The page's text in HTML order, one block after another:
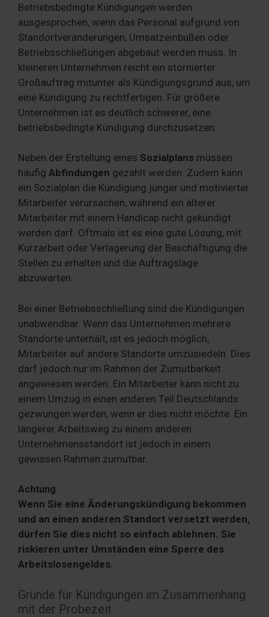
Betriebsbedingte Kündigungen werden
ausgesprochen, wenn das Personal aufgrund von
Standortveränderungen, Umsatzeinbußen oder
Betriebsschließungen abgebaut werden muss. In
kleineren Unternehmen reicht ein stornierter
Großauftrag mitunter als Kündigungsgrund aus, um
eine Kündigung zu rechtfertigen. Für größere
Unternehmen ist es deutlich schwerer, eine
betriebsbedingte Kündigung durchzusetzen.
Neben der Erstellung eines Sozialplans müssen
häufig Abfindungen gezahlt werden. Zudem kann
ein Sozialplan die Kündigung junger und motivierter
Mitarbeiter verursachen, während ein älterer
Mitarbeiter mit einem Handicap nicht gekündigt
werden darf. Oftmals ist es eine gute Lösung, mit
Kurzarbeit oder Verlagerung der Beschäftigung die
Stellen zu erhalten und die Auftragslage
abzuwarten.
Bei einer Betriebsschließung sind die Kündigungen
unabwendbar. Wenn das Unternehmen mehrere
Standorte unterhält, ist es jedoch möglich,
Mitarbeiter auf andere Standorte umzusiedeln. Dies
darf jedoch nur im Rahmen der Zumutbarkeit
angewiesen werden. Ein Mitarbeiter kann nicht zu
einem Umzug in einen anderen Teil Deutschlands
gezwungen werden, wenn er dies nicht möchte. Ein
längerer Arbeitsweg zu einem anderen
Unternehmensstandort ist jedoch in einem
gewissen Rahmen zumutbar.
Achtung
Wenn Sie eine Änderungskündigung bekommen
und an einen anderen Standort versetzt werden,
dürfen Sie dies nicht so einfach ablehnen. Sie
riskieren unter Umständen eine Sperre des
Arbeitslosengeldes.
Gründe für Kündigungen im Zusammenhang
mit der Probezeit